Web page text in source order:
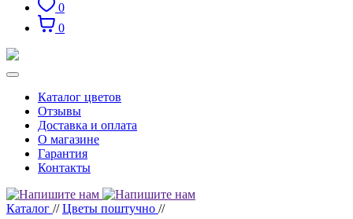
0
0
Каталог цветов
Отзывы
Доставка и оплата
О магазине
Гарантия
Контакты
Каталог // Цветы поштучно //